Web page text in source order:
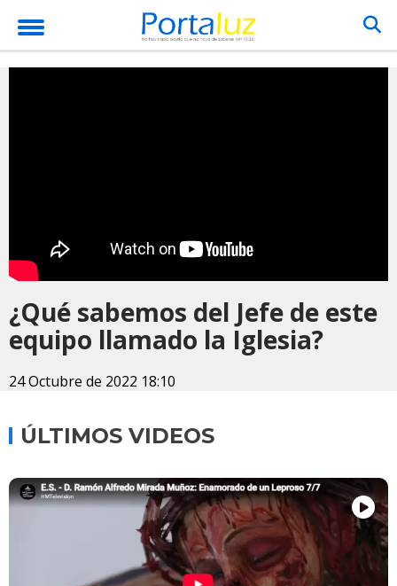
¿Qué sabemos del Jefe de este
equipo llamado la Iglesia?
24 Octubre de 2022 18:10
ÚLTIMOS VIDEOS